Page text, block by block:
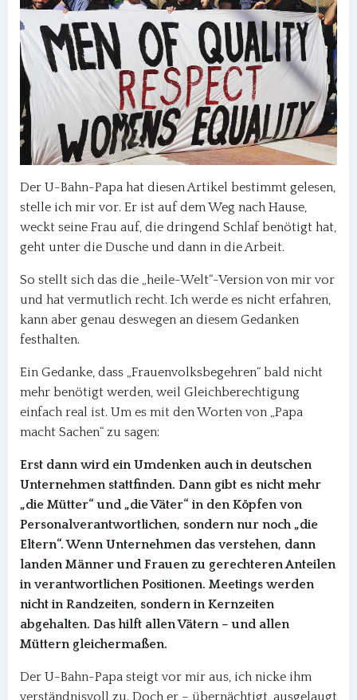
Der U-Bahn-Papa hat diesen Artikel bestimmt gelesen,
stelle ich mir vor. Er ist auf dem Weg nach Hause,
weckt seine Frau auf, die dringend Schlaf benötigt hat,
geht unter die Dusche und dann in die Arbeit.
So stellt sich das die „heile-Welt“-Version von mir vor
und hat vermutlich recht. Ich werde es nicht erfahren,
kann aber genau deswegen an diesem Gedanken
festhalten.
Ein Gedanke, dass „Frauenvolksbegehren“ bald nicht
mehr benötigt werden, weil Gleichberechtigung
einfach real ist. Um es mit den Worten von „Papa
macht Sachen“ zu sagen:
Erst dann wird ein Umdenken auch in deutschen
Unternehmen stattfinden. Dann gibt es nicht mehr
„die Mütter“ und „die Väter“ in den Köpfen von
Personalverantwortlichen, sondern nur noch „die
Eltern“. Wenn Unternehmen das verstehen, dann
landen Männer und Frauen zu gerechteren Anteilen
in verantwortlichen Positionen. Meetings werden
nicht in Randzeiten, sondern in Kernzeiten
abgehalten. Das hilft allen Vätern – und allen
Müttern gleichermaßen.
Der U-Bahn-Papa steigt vor mir aus, ich nicke ihm
verständnisvoll zu. Doch er – übernächtigt, ausgelaugt